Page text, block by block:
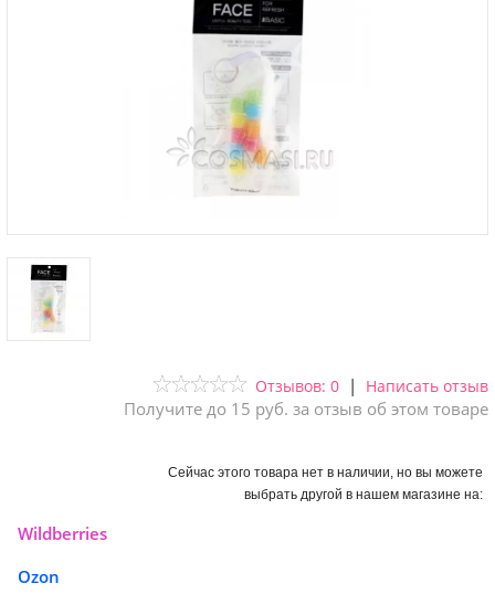
Отзывов: 0 | Написать отзыв
Получите до 15 руб. за отзыв об этом товаре
Сейчас этого товара нет в наличии, но вы можете
выбрать другой в нашем магазине на:
Wildberries
Ozon